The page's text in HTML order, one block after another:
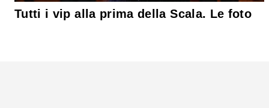
Tutti i vip alla prima della Scala. Le foto